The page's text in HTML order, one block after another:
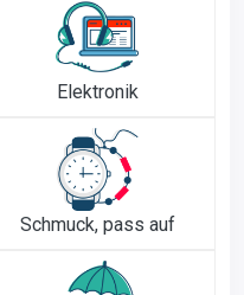
Elektronik
Schmuck, pass auf